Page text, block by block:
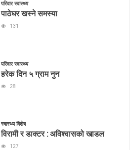
परिवार स्वास्थ्य
पाठेघर खस्ने समस्या
131
परिवार स्वास्थ्य
हरेक दिन ५ ग्राम नुन
28
स्वास्थ्य विशेष
विरामी र डाक्टर : अविश्वासको खाडल
127